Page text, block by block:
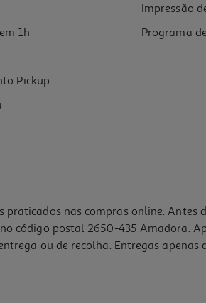
1h
Pickup
Impressão
Programa
nas compras online.
código postal 2650-435 Amadora.
ou de recolha. Entregas